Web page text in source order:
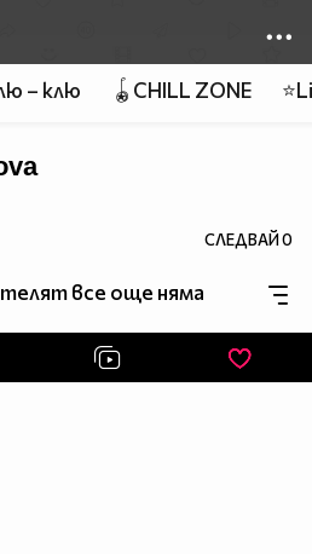
– клю 🪀CHILL ZONE
СЛЕДВАЙ0
все още няма